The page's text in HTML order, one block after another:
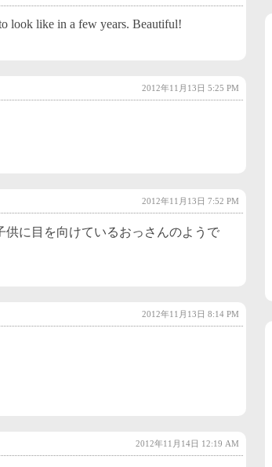
look like in a few years. Beautiful!
2012年11月13日 5:25 PM
2012年11月13日 7:52 PM
供に目を向けているおっさんのようで
2012年11月13日 8:14 PM
2012年11月14日 12:19 AM